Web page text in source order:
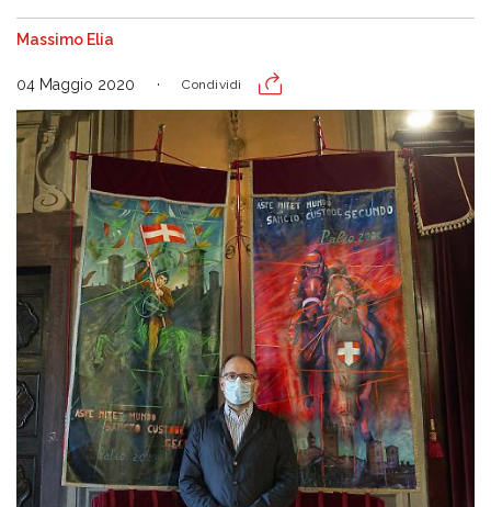
Massimo Elia
04 Maggio 2020 Condividi